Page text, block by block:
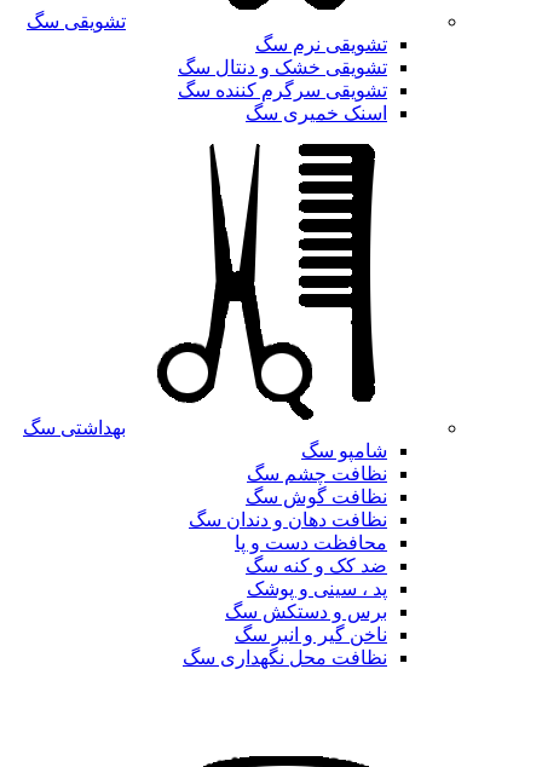
تشویقی سگ
تشویقی نرم سگ
تشویقی خشک و دنتال سگ
تشویقی سرگرم کننده سگ
اسنک خمیری سگ
بهداشتی سگ
شامپو سگ
نظافت چشم سگ
نظافت گوش سگ
نظافت دهان و دندان سگ
محافظت دست و پا
ضد کک و کنه سگ
پد ، سینی و پوشک
برس و دستکش سگ
ناخن گیر و انبر سگ
نظافت محل نگهداری سگ